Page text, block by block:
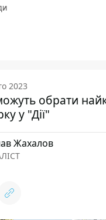
2023
обрати
у "Дії"
Жахалов